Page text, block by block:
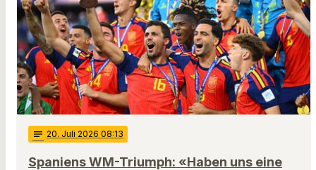
notes 20. Juli 2026 08:13
Spaniens WM-Triumph: «Haben uns eine